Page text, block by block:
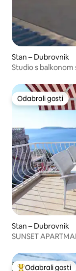
Stan – Dubrovnik
Studio s
Odabrali gosti
Odabrali gosti
Stan – Dubrovnik
SUNSET
Odabrali gosti